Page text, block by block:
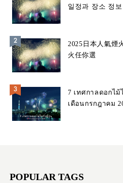
일정과 장소 정보
2025日本人氣煙火大會14
火任你選
7 เทศกาลดอกไ
เดือนกรกฎาคม
POPULAR TAGS